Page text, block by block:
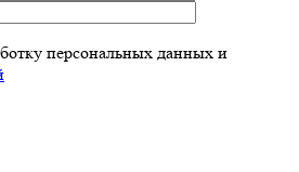
персональных данных и